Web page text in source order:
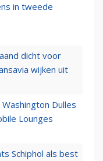
in tweede
dicht voor
wijken uit
Dulles
Lounges
Schiphol als best